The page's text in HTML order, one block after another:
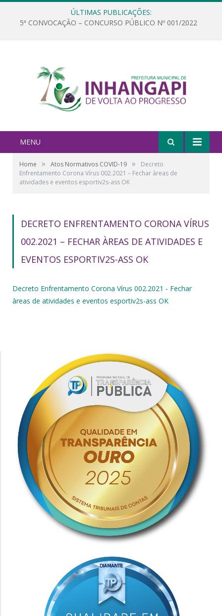
ÚLTIMAS PUBLICAÇÕES:
5ª CONVOCAÇÃO – CONCURSO PÚBLICO Nº 001/2022
MENU
Home » Atos Normativos COVID-19 »
Decreto
Enfrentamento Corona Vírus 002.2021 – Fechar àreas de
atividades e eventos esportiv2s-ass OK
DECRETO ENFRENTAMENTO CORONA VÍRUS
002.2021 – FECHAR ÀREAS DE ATIVIDADES E
EVENTOS ESPORTIV2S-ASS OK
Decreto Enfrentamento Corona Vírus 002.2021 - Fechar
àreas de atividades e eventos esportiv2s-ass OK